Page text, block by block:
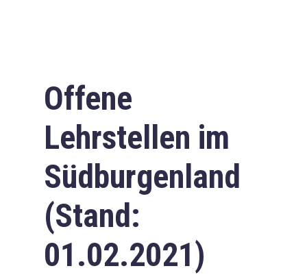
Offene
Lehrstellen im
Südburgenland
(Stand:
01.02.2021)